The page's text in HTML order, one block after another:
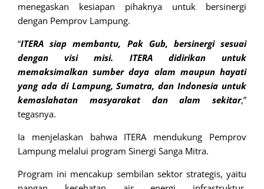
menegaskan kesiapan pihaknya untuk bersinergi
dengan Pemprov Lampung.
“ITERA siap membantu, Pak Gub, bersinergi sesuai
dengan visi misi. ITERA didirikan untuk
memaksimalkan sumber daya alam maupun hayati
yang ada di Lampung, Sumatra, dan Indonesia untuk
kemaslahatan masyarakat dan alam sekitar,”
tegasnya.
Ia menjelaskan bahwa ITERA mendukung Pemprov
Lampung melalui program Sinergi Sanga Mitra.
Program ini mencakup sembilan sektor strategis, yaitu